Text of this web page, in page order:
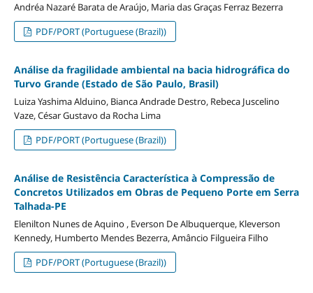
Andréa Nazaré Barata de Araújo, Maria das Graças Ferraz Bezerra
PDF/PORT (Portuguese (Brazil))
Análise da fragilidade ambiental na bacia hidrográfica do
Turvo Grande (Estado de São Paulo, Brasil)
Luiza Yashima Alduino, Bianca Andrade Destro, Rebeca Juscelino
Vaze, César Gustavo da Rocha Lima
PDF/PORT (Portuguese (Brazil))
Análise de Resistência Característica à Compressão de
Concretos Utilizados em Obras de Pequeno Porte em Serra
Talhada-PE
Elenilton Nunes de Aquino , Everson De Albuquerque, Kleverson
Kennedy, Humberto Mendes Bezerra, Amâncio Filgueira Filho
PDF/PORT (Portuguese (Brazil))